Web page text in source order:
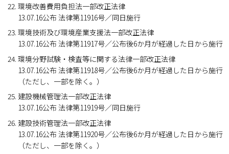
環境改善費用負担法一部改正法律
13.07.16公布 法律第11916号／同日施行
環境技術及び環境産業支援法一部改正法律
13.07.16公布 法律第11917号／公布後6か月が経過した日から施行
環境分野試験・検査等に関する法律一部改正法律
13.07.16公布 法律第11918号／公布後6か月が経過した日から施行
（ただし、一部を除く。）
建設機械管理法一部改正法律
13.07.16公布 法律第11919号／同日施行
建設技術管理法一部改正法律
13.07.16公布 法律第11920号／公布後6か月が経過した日から施行
（ただし、一部を除く。）